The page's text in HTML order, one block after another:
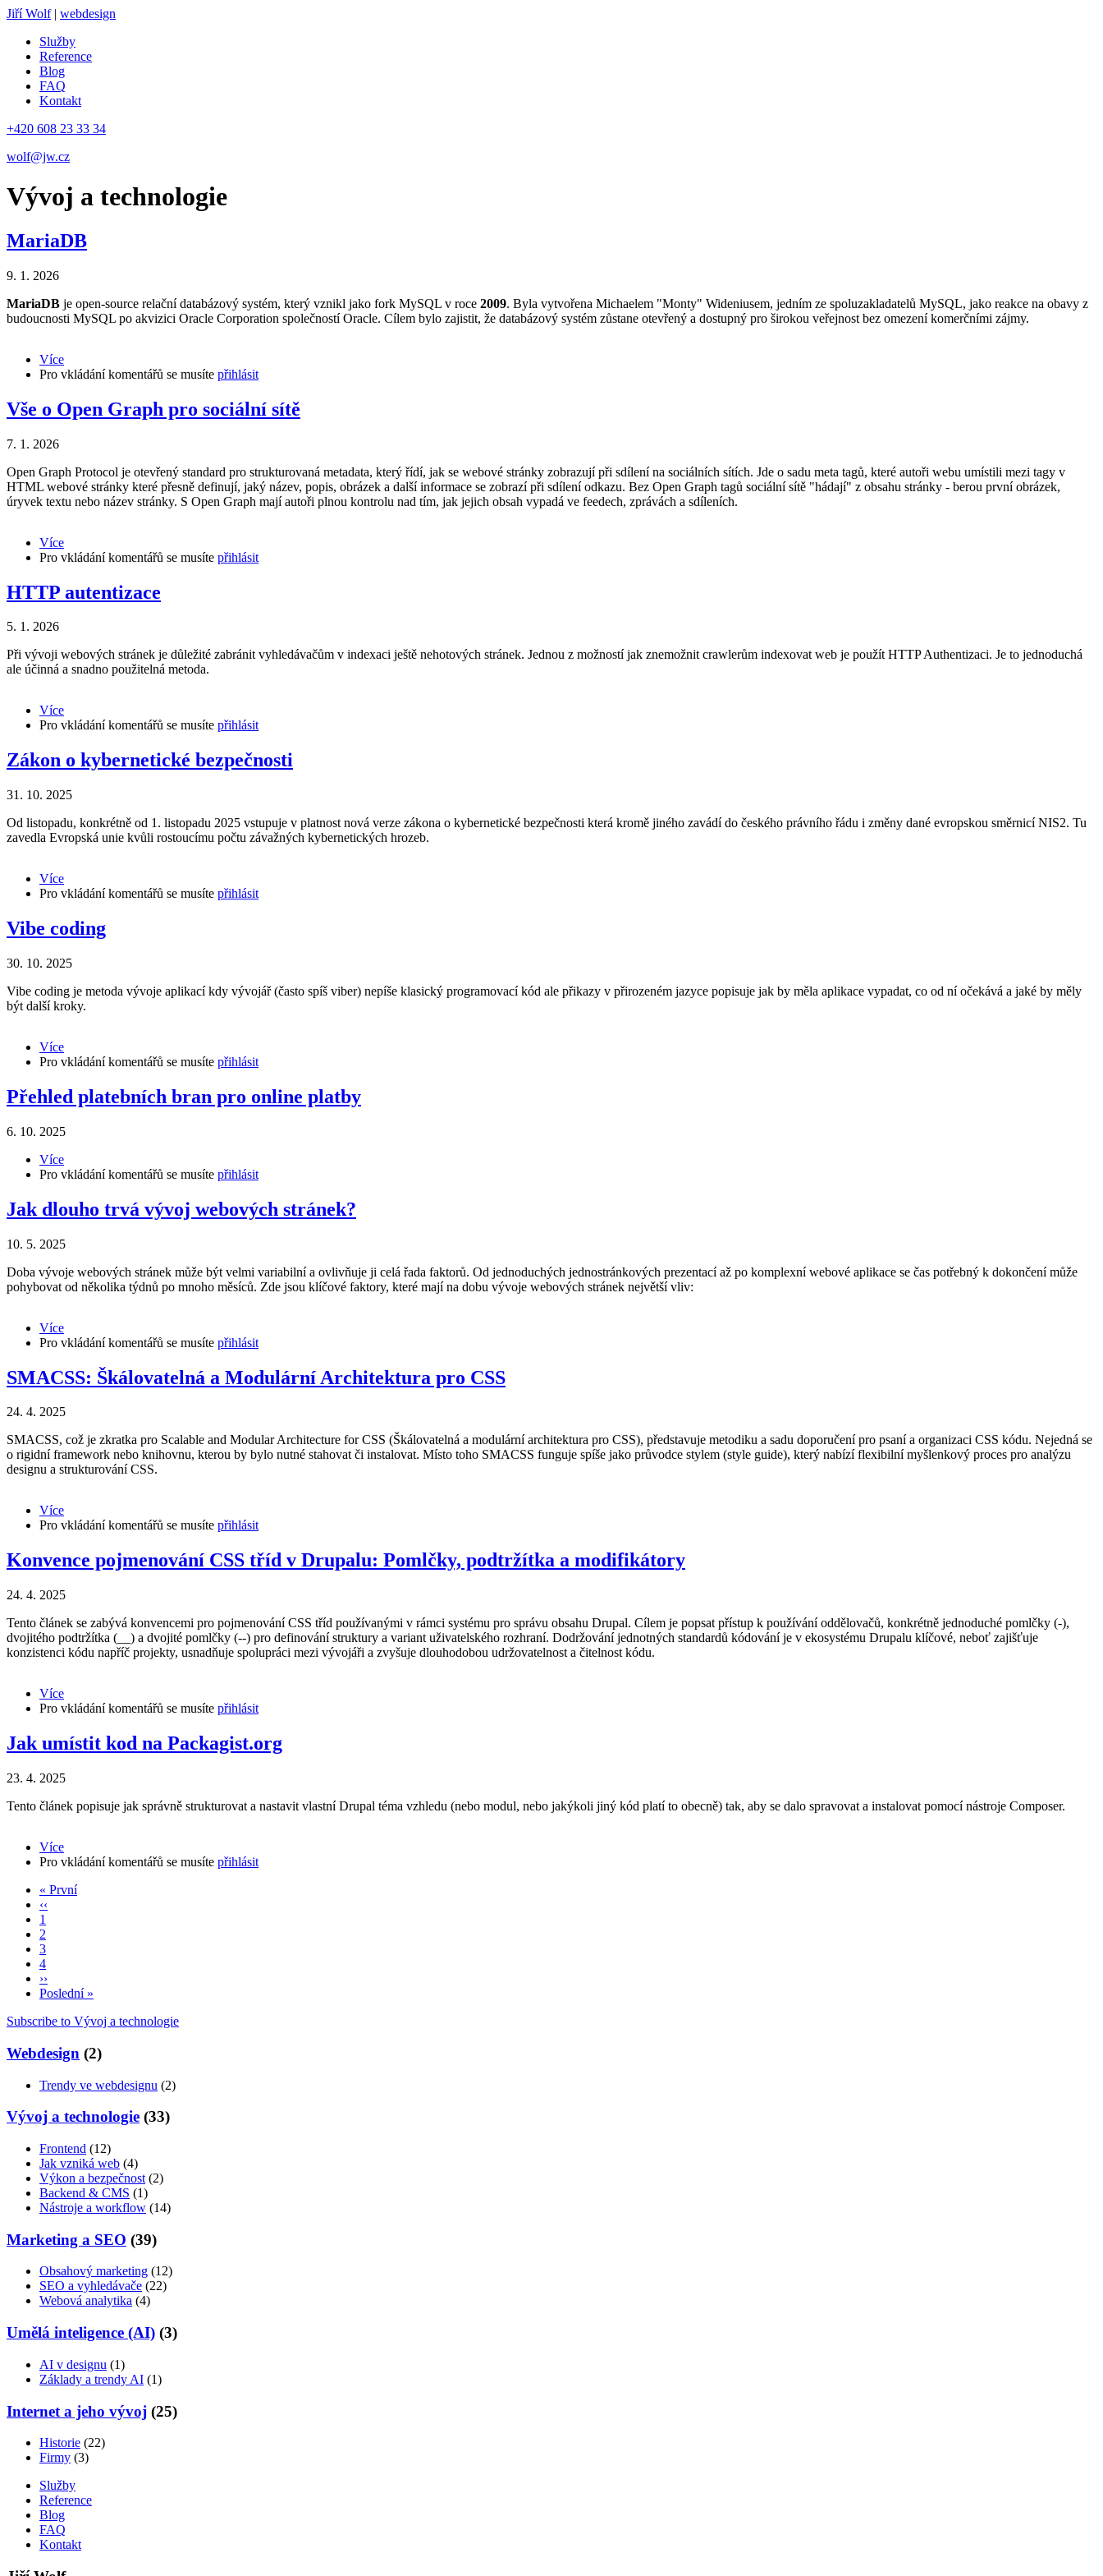
Jiří Wolf | webdesign
Služby
Reference
Blog
FAQ
Kontakt
+420 608 23 33 34
wolf@jw.cz
Vývoj a technologie
MariaDB
9. 1. 2026
MariaDB je open-source relační databázový systém, který vznikl jako fork MySQL v roce 2009. Byla vytvořena Michaelem "Monty" Wideniusem, jedním ze spoluzakladatelů MySQL, jako reakce na obavy z
budoucnosti MySQL po akvizici Oracle Corporation společností Oracle. Cílem bylo zajistit, že databázový systém zůstane otevřený a dostupný pro širokou veřejnost bez omezení komerčními zájmy.
Více
MariaDB
Pro vkládání komentářů se musíte přihlásit
Vše o Open Graph pro sociální sítě
7. 1. 2026
Open Graph Protocol je otevřený standard pro strukturovaná metadata, který řídí, jak se webové stránky zobrazují při sdílení na sociálních sítích. Jde o sadu meta tagů, které autoři webu umístili mezi tagy v
HTML webové stránky které přesně definují, jaký název, popis, obrázek a další informace se zobrazí při sdílení odkazu. Bez Open Graph tagů sociální sítě "hádají" z obsahu stránky - berou první obrázek,
úryvek textu nebo název stránky. S Open Graph mají autoři plnou kontrolu nad tím, jak jejich obsah vypadá ve feedech, zprávách a sdíleních.
Více
Vše
Open
Graph
Pro vkládání komentářů se musíte přihlásit
HTTP autentizace
5. 1. 2026
Při vývoji webových stránek je důležité zabránit vyhledávačům v indexaci ještě nehotových stránek. Jednou z možností jak znemožnit crawlerům indexovat web je použít HTTP Authentizaci. Je to jednoduchá
ale účinná a snadno použitelná metoda.
Více
HTTP
Pro vkládání komentářů se musíte přihlásit
Zákon o kybernetické bezpečnosti
31. 10. 2025
Od listopadu, konkrétně od 1. listopadu 2025 vstupuje v platnost nová verze zákona o kybernetické bezpečnosti která kromě jiného zavádí do českého právního řádu i změny dané evropskou směrnicí NIS2. Tu
zavedla Evropská unie kvůli rostoucímu počtu závažných kybernetických hrozeb.
Více
Zákon
kybernetické
bezpečnosti
Pro vkládání komentářů se musíte přihlásit
Vibe coding
30. 10. 2025
Vibe coding je metoda vývoje aplikací kdy vývojář (často spíš viber) nepíše klasický programovací kód ale přikazy v přirozeném jazyce popisuje jak by měla aplikace vypadat, co od ní očekává a jaké by měly
být další kroky.
Více
Vibe
Pro vkládání komentářů se musíte přihlásit
Přehled platebních bran pro online platby
6. 10. 2025
Více
Přehled
bran
pro
platby
Pro vkládání komentářů se musíte přihlásit
Jak dlouho trvá vývoj webových stránek?
10. 5. 2025
Doba vývoje webových stránek může být velmi variabilní a ovlivňuje ji celá řada faktorů. Od jednoduchých jednostránkových prezentací až po komplexní webové aplikace se čas potřebný k dokončení může
pohybovat od několika týdnů po mnoho měsíců. Zde jsou klíčové faktory, které mají na dobu vývoje webových stránek největší vliv:
Více
Jak
trvá
vývoj
stránek?
Pro vkládání komentářů se musíte přihlásit
SMACSS: Škálovatelná a Modulární Architektura pro CSS
24. 4. 2025
SMACSS, což je zkratka pro Scalable and Modular Architecture for CSS (Škálovatelná a modulární architektura pro CSS), představuje metodiku a sadu doporučení pro psaní a organizaci CSS kódu. Nejedná se
o rigidní framework nebo knihovnu, kterou by bylo nutné stahovat či instalovat. Místo toho SMACSS funguje spíše jako průvodce stylem (style guide), který nabízí flexibilní myšlenkový proces pro analýzu
designu a strukturování CSS.
Více
SMACSS:
a
Modulární
pro
Pro vkládání komentářů se musíte přihlásit
Konvence pojmenování CSS tříd v Drupalu: Pomlčky, podtržítka a modifikátory
24. 4. 2025
Tento článek se zabývá konvencemi pro pojmenování CSS tříd používanými v rámci systému pro správu obsahu Drupal. Cílem je popsat přístup k používání oddělovačů, konkrétně jednoduché pomlčky (-),
dvojitého podtržítka (__) a dvojité pomlčky (--) pro definování struktury a variant uživatelského rozhraní. Dodržování jednotných standardů kódování je v ekosystému Drupalu klíčové, neboť zajišťuje
konzistenci kódu napříč projekty, usnadňuje spolupráci mezi vývojáři a zvyšuje dlouhodobou udržovatelnost a čitelnost kódu.
Více
Konvence
CSS
tříd
Drupalu:
podtržítka
Pro vkládání komentářů se musíte přihlásit
Jak umístit kod na Packagist.org
23. 4. 2025
Tento článek popisuje jak správně strukturovat a nastavit vlastní Drupal téma vzhledu (nebo modul, nebo jakýkoli jiný kód platí to obecně) tak, aby se dalo spravovat a instalovat pomocí nástroje Composer.
Více
Jak
kod
Pro vkládání komentářů se musíte přihlásit
Pagination
First
page
« První
Předchozí
stránka
‹‹
Stránka
1
Aktuální
stránka
2
Stránka
3
Stránka
4
Následující
stránka
››
Poslední
Poslední »
Subscribe to Vývoj a technologie
Webdesign (2)
Trendy ve webdesignu (2)
Vývoj a technologie (33)
Frontend (12)
Jak vzniká web (4)
Výkon a bezpečnost (2)
Backend & CMS (1)
Nástroje a workflow (14)
Marketing a SEO (39)
Obsahový marketing (12)
SEO a vyhledávače (22)
Webová analytika (4)
Umělá inteligence (AI) (3)
AI v designu (1)
Základy a trendy AI (1)
Internet a jeho vývoj (25)
Historie (22)
Firmy (3)
Služby
Reference
Blog
FAQ
Kontakt